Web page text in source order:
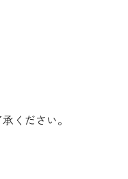
ください。